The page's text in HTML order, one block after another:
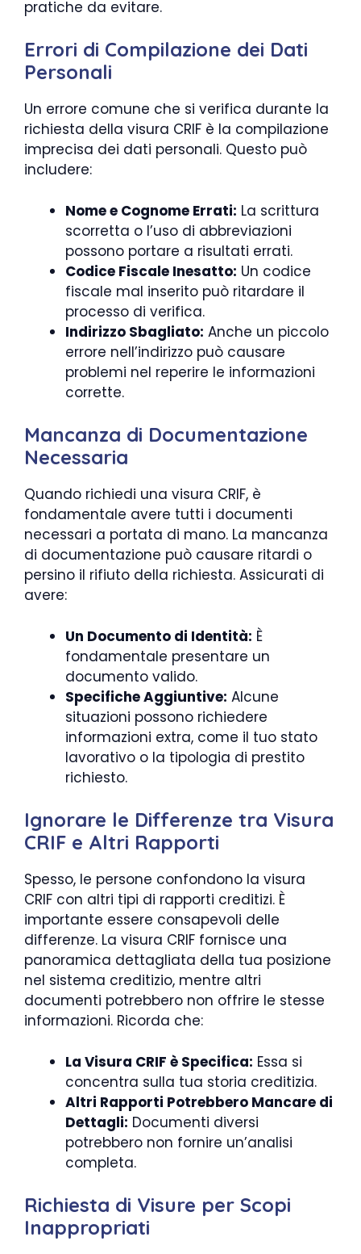
pratiche da evitare.
Errori di Compilazione dei Dati
Personali
Un errore comune che si verifica durante la
richiesta della visura CRIF è la compilazione
imprecisa dei dati personali. Questo può
includere:
Nome e Cognome Errati: La scrittura
scorretta o l’uso di abbreviazioni
possono portare a risultati errati.
Codice Fiscale Inesatto: Un codice
fiscale mal inserito può ritardare il
processo di verifica.
Indirizzo Sbagliato: Anche un piccolo
errore nell’indirizzo può causare
problemi nel reperire le informazioni
corrette.
Mancanza di Documentazione
Necessaria
Quando richiedi una visura CRIF, è
fondamentale avere tutti i documenti
necessari a portata di mano. La mancanza
di documentazione può causare ritardi o
persino il rifiuto della richiesta. Assicurati di
avere:
Un Documento di Identità: È
fondamentale presentare un
documento valido.
Specifiche Aggiuntive: Alcune
situazioni possono richiedere
informazioni extra, come il tuo stato
lavorativo o la tipologia di prestito
richiesto.
Ignorare le Differenze tra Visura
CRIF e Altri Rapporti
Spesso, le persone confondono la visura
CRIF con altri tipi di rapporti creditizi. È
importante essere consapevoli delle
differenze. La visura CRIF fornisce una
panoramica dettagliata della tua posizione
nel sistema creditizio, mentre altri
documenti potrebbero non offrire le stesse
informazioni. Ricorda che:
La Visura CRIF è Specifica: Essa si
concentra sulla tua storia creditizia.
Altri Rapporti Potrebbero Mancare di
Dettagli: Documenti diversi
potrebbero non fornire un’analisi
completa.
Richiesta di Visure per Scopi
Inappropriati